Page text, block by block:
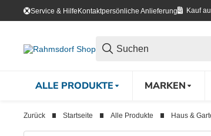
Service & HilfeKontaktpersönliche Anlieferung Kauf
ALLE PRODUKTE MARKEN
Zurück Startseite Alle Produkte Haus &